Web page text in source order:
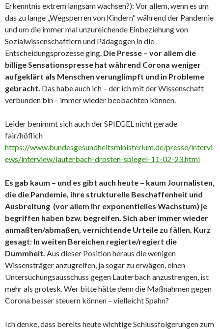
Erkenntnis extrem langsam wachsen?): Vor allem, wenn es um
das zu lange „Wegsperren von Kindern“ während der Pandemie
und um die immer mal unzureichende Einbeziehung von
Sozialwissenschaftlern und Pädagogen in die
Entscheidungsprozesse ging. Die Presse – vor allem die
billige Sensationspresse hat während Corona weniger
aufgeklärt als Menschen verunglimpft und in Probleme
gebracht. Das habe auch ich – der ich mit der Wissenschaft
verbunden bin – immer wieder beobachten können.
Leider benimmt sich auch der SPIEGEL nicht gerade
fair/höflich
https://www.bundesgesundheitsministerium.de/presse/intervi
ews/interview/lauterbach-drosten-spiegel-11-02-23.html
Es gab kaum – und es gibt auch heute – kaum Journalisten,
die die Pandemie, ihre strukturelle Beschaffenheit und
Ausbreitung (vor allem ihr exponentielles Wachstum) je
begriffen haben bzw. begreifen. Sich aber immer wieder
anmaßten/abmaßen, vernichtende Urteile zu fällen. Kurz
gesagt: In weiten Bereichen regierte/regiert die
Dummheit. Aus dieser Position heraus die wenigen
Wissensträger anzugreifen, ja sogar zu erwägen, einen
Untersuchungsausschuss gegen Lauterbach anzustrengen, ist
mehr als grotesk. Wer bitte hätte denn die Maßnahmen gegen
Corona besser steuern können – vielleicht Spahn?
Ich denke, dass bereits heute wichtige Schlussfolgerungen zum